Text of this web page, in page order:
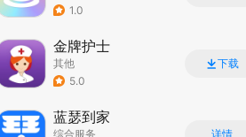
1.0
金牌护士
其他
5.0
下载
蓝瑟到家
综合服务 详情